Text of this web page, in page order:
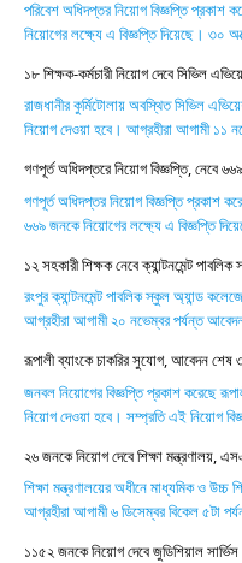
পরিবেশ অধিদপ্তর নিয়োগ বিজ্ঞপ্তি প্রকাশ
নিয়োগের লক্ষ্যে এ বিজ্ঞপ্তি দিয়েছে।
১৮ শিক্ষক-কর্মচারী নিয়োগ দেবে সিভিল
রাজধানীর কুর্মিটোলায় অবস্থিত সিভিল
নিয়োগ দেওয়া হবে। আগ্রহীরা আগামী ১১
গণপূর্ত অধিদপ্তরে নিয়োগ বিজ্ঞপ্তি, নেবে
গণপূর্ত অধিদপ্তর নিয়োগ বিজ্ঞপ্তি প্রকাশ
৬৬৯ জনকে নিয়োগের লক্ষ্যে এ বিজ্ঞপ্তি
১২ সহকারী শিক্ষক নেবে ক্যান্টনমেন্ট
রংপুর ক্যান্টনমেন্ট পাবলিক স্কুল অ্যান্ড
আগ্রহীরা আগামী ২০ নভেম্বর পর্যন্ত
রূপালী ব্যাংকে চাকরির সুযোগ, আবেদন শেষ
জনবল নিয়োগের বিজ্ঞপ্তি প্রকাশ করেছে
নিয়োগ দেওয়া হবে। সম্প্রতি এই নিয়োগ
২৬ জনকে নিয়োগ দেবে শিক্ষা মন্ত্রণালয়,
শিক্ষা মন্ত্রণালয়ের অধীনে মাধ্যমিক ও উচ্চ
আগ্রহীরা আগামী ৬ ডিসেম্বর বিকেল ৫টা
১১৫২ জনকে নিয়োগ দেবে জুডিশিয়াল